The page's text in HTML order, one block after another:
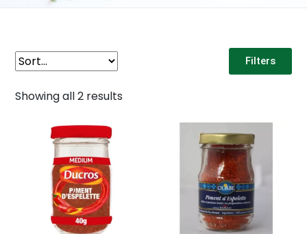
Filters
Showing all 2 results